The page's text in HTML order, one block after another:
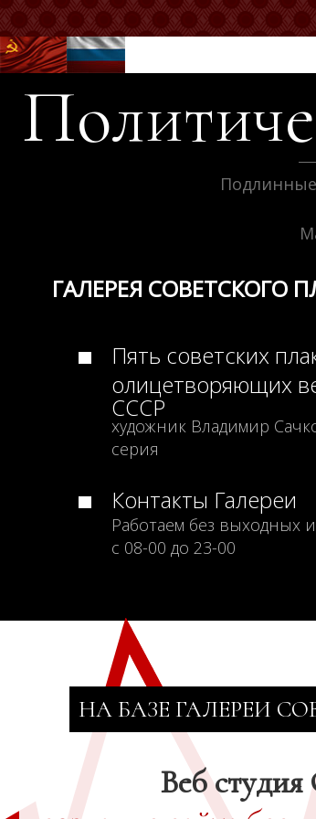
ГАЛЕРЕЯ СОВЕТСКОГО
Пять советских
олицетворяющих
СССР
художник Владимир
серия
Контакты Галереи
Работаем без выходных
с 08-00 до 23-00
НА БАЗЕ ГАЛЕРЕИ
Веб студия